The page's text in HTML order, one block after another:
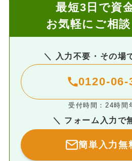
最短3日で資
お気軽にご相
＼ 入力不要・その場
0120-06-
受付時間：24時間
＼ フォーム入力で
簡単入力無